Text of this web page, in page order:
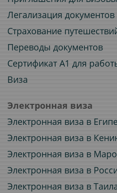
Легализация документов
Страхование
Переводы документов
Сертификат A1 для
Виза
Электронная виза
Электронная виза в
Электронная виза в
Электронная виза в
Электронная виза в
Электронная виза в